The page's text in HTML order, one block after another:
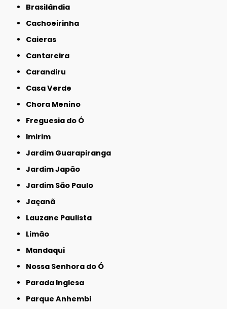
Brasilândia
Cachoeirinha
Caieras
Cantareira
Carandiru
Casa Verde
Chora Menino
Freguesia do Ó
Imirim
Jardim Guarapiranga
Jardim Japão
Jardim São Paulo
Jaçanã
Lauzane Paulista
Limão
Mandaqui
Nossa Senhora do Ó
Parada Inglesa
Parque Anhembi